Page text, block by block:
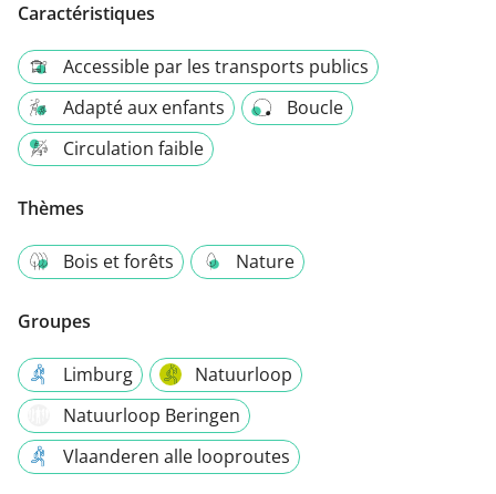
Caractéristiques
Accessible par les transports publics
Adapté aux enfants
Boucle
Circulation faible
Thèmes
Bois et forêts Nature
Groupes
Limburg
Natuurloop
Natuurloop Beringen
Vlaanderen alle looproutes